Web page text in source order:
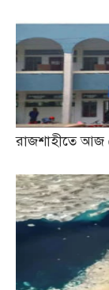
রাজশাহীতে আজ